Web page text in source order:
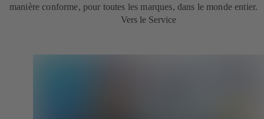
manière conforme, pour toutes les marques, dans le monde entier.
Vers le Service